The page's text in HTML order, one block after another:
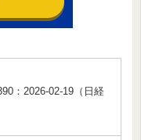
：2026-02-19（日経